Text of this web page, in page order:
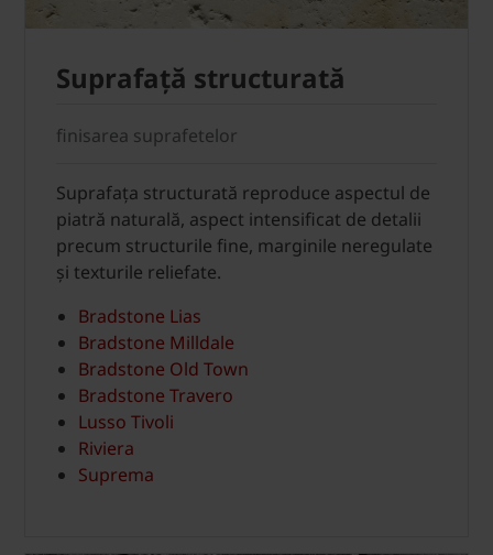
Suprafață structurată
finisarea suprafetelor
Suprafața structurată reproduce aspectul de
piatră naturală, aspect intensificat de detalii
precum structurile fine, marginile neregulate
și texturile reliefate.
Bradstone Lias
Bradstone Milldale
Bradstone Old Town
Bradstone Travero
Lusso Tivoli
Riviera
Suprema